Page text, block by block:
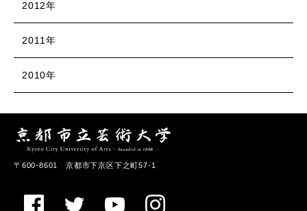
2012年
2011年
2010年
〒600-8601 京都市下京区下之町57-1